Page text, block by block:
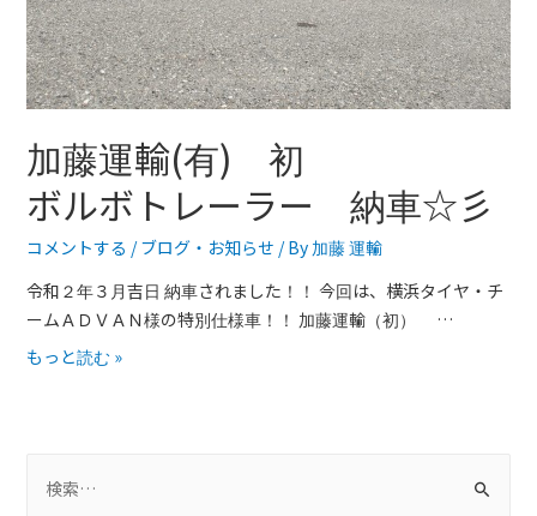
加藤運輸(有) 初
ボルボトレーラー 納車☆彡
コメントする /ブログ・ お知らせ / By 加藤 運輸
令和２年３月吉日 納車されました！！ 今回は、横浜タイヤ・チ
ームＡＤＶＡＮ様の特別仕様車！！ 加藤運輸（初） …
加
もっと読む »